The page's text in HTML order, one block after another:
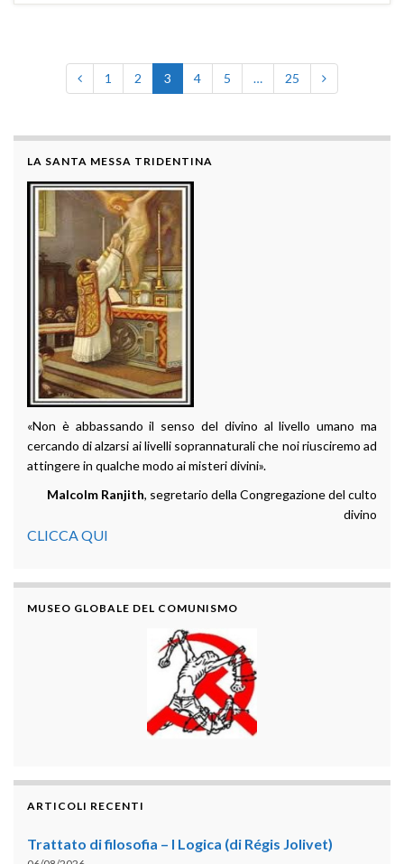
1 2 3 4 5 … 25
LA SANTA MESSA TRIDENTINA
«Non è abbassando il senso del divino al livello umano ma
cercando di alzarsi ai livelli soprannaturali che noi riusciremo ad
attingere in qualche modo ai misteri divini».
Malcolm Ranjith, segretario della Congregazione del culto
divino
CLICCA QUI
MUSEO GLOBALE DEL COMUNISMO
ARTICOLI RECENTI
Trattato di filosofia – I Logica (di Régis Jolivet)